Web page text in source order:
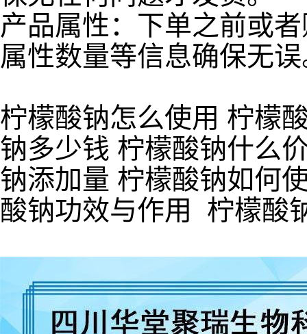
产品属性：下单之前或
属性数量等信息确保无
柠檬酸钠怎么使用 柠檬
钠多少钱 柠檬酸钠什么
钠添加量 柠檬酸钠如何
酸钠功效与作用 柠檬酸